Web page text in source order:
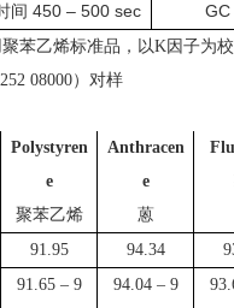
间 450 – 500 sec GC
苯乙烯标准品，以K因子为
08000）对样
Polystyren
e
聚苯乙烯
Anthracen
e
蒽
91.95 94.34
91.65 – 9
94.04 – 9